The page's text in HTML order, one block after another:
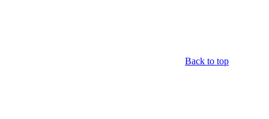
Back to top